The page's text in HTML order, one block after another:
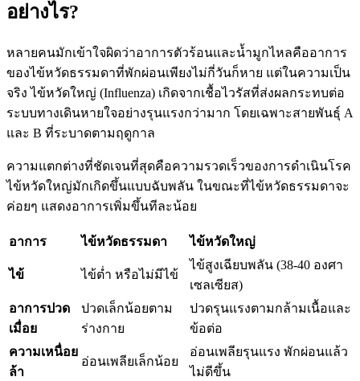
อย่างไร?
หลายคนมักเข้าใจผิดว่าอาการตัวร้อนและน้ำมูกไหลคืออาการ
ของไข้หวัดธรรมดาที่พักผ่อนเพียงไม่กี่วันก็หาย แต่ในความเป็น
จริง ไข้หวัดใหญ่ (Influenza) เกิดจากเชื้อไวรัสที่ส่งผลกระทบต่อ
ระบบทางเดินหายใจอย่างรุนแรงกว่ามาก โดยเฉพาะสายพันธุ์ A
และ B ที่ระบาดตามฤดูกาล
ความแตกต่างที่ชัดเจนที่สุดคือความรวดเร็วของการดำเนินโรค
ไข้หวัดใหญ่มักเกิดขึ้นแบบฉับพลัน ในขณะที่ไข้หวัดธรรมดาจะ
ค่อยๆ แสดงอาการเพิ่มขึ้นทีละน้อย
อาการ ไข้หวัดธรรมดา ไข้หวัดใหญ่
ไข้ ไข้ต่ำ หรือไม่มีไข้
ไข้สูงเฉียบพลัน (38-40 องศา
เซลเซียส)
อาการปวด
เมื่อย
ปวดเล็กน้อยตาม
ร่างกาย
ปวดรุนแรงตามกล้ามเนื้อและ
ข้อต่อ
ความเหนื่อย
ล้า
อ่อนเพลียเล็กน้อย
อ่อนเพลียรุนแรง พักผ่อนแล้ว
ไม่ดีขึ้น